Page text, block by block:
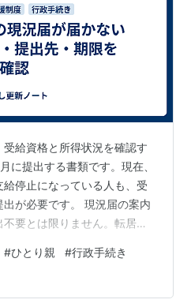
給資格と所得状況を確認す
に提出する書類です。現在、
停止になっている人も、受
が必要です。 現況届の案内
要とは限りません。転居後
村の児童扶養手当担当窓口
記事では、2026年7月20日時
大阪市、横浜市などの公式
#ひとり親 #行政手続き